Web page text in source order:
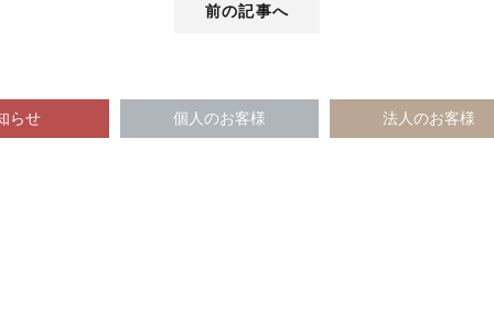
前の記事へ
らせ 個人のお客様 法人のお客様